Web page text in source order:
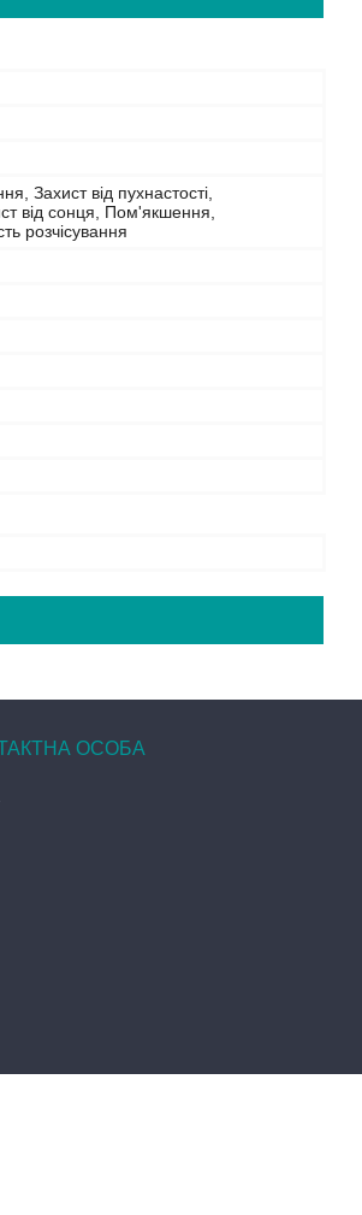
Захист від пухнастості,
від сонця, Пом'якшення,
розчісування